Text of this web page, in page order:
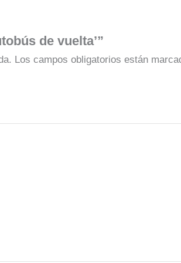
de vuelta’”
Los campos obligatorios están